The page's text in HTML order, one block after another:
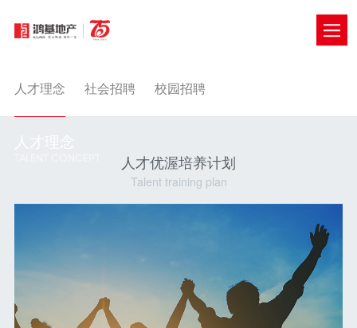
人才理念 社会招聘 校园招聘
人才优渥培养计划
Talent training plan